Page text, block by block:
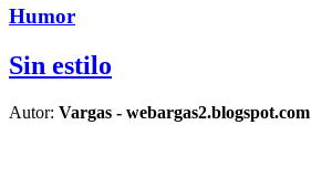
Humor
Sin estilo
Autor: Vargas - webargas2.blogspot.com